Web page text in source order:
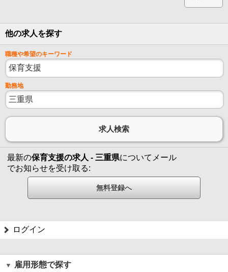
他の求人を探す
職種や希望のキーワード
勤務地
最新の保育支援の求人 - 三重県についてメール
でお知らせを受け取る:
ログイン
雇用形態で探す